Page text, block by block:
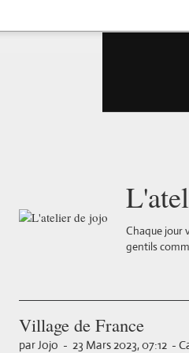
Chaque jour
gentils
Village de France
par Jojo - 23 Mars 2023, 07:12 -